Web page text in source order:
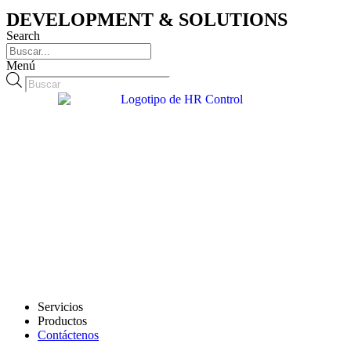
DEVELOPMENT & SOLUTIONS
Search
Menú
Búsqueda
de
productos
Servicios
Productos
Contáctenos